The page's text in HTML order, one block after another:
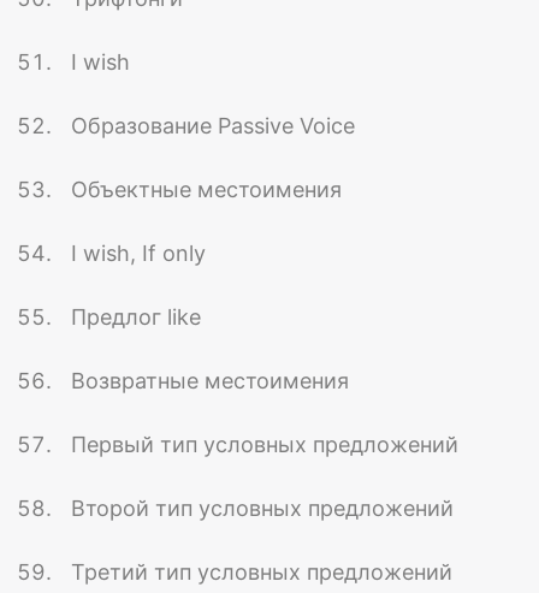
I wish
Образование Passive Voice
Объектные местоимения
I wish, If only
Предлог like
Возвратные местоимения
Первый тип условных предложений
Второй тип условных предложений
Третий тип условных предложений